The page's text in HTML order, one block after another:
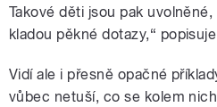
Takové děti jsou pak
kladou pěkné dotazy,“
Vidí ale i přesně opačné
vůbec netuší, co se kolem